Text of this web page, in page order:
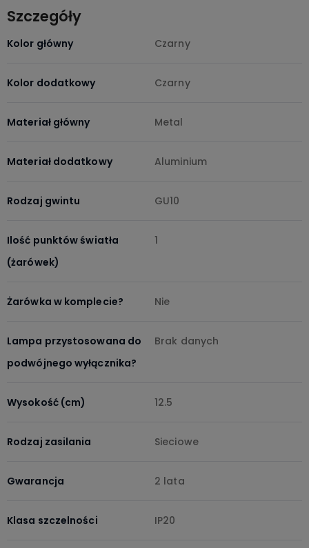
Szczegóły
Kolor główny Czarny
Kolor dodatkowy Czarny
Materiał główny Metal
Materiał dodatkowy Aluminium
Rodzaj gwintu GU10
Ilość punktów światła
(żarówek)
1
Żarówka w komplecie? Nie
Lampa przystosowana do
podwójnego wyłącznika?
Brak danych
Wysokość (cm) 12.5
Rodzaj zasilania Sieciowe
Gwarancja 2 lata
Klasa szczelności IP20